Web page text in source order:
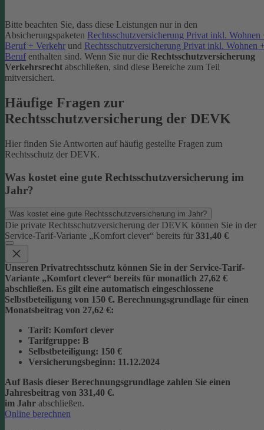
Bitte beachten Sie, dass diese Leistungen nur in den
Absicherungspaketen Rechtsschutzversicherung Privat inkl. Wohnen
Beruf + Verkehr und Rechtsschutzversicherung Privat inkl. Wohnen
Beruf enthalten sind. Wenn Sie nur die Rechtsschutzversicherung
Verkehrsrecht abschließen, sind diese Bereiche zum Teil
mitversichert.
Häufige Fragen zur
Rechtsschutzversicherung der DEVK
Hier finden Sie Antworten auf häufig gestellte Fragen zum
Rechtsschutz der DEVK.
Was kostet eine gute Rechtsschutzversicherung im
Jahr?
Was kostet eine gute Rechtsschutzversicherung im Jahr?
Die private Rechtsschutzversicherung der DEVK können Sie in der
Service-Tarif-Variante „Komfort clever“ bereits für 331,40 €
Unseren Privatrechtsschutz können Sie in der Service-Tarif-
Variante „Komfort clever“ bereits für monatlich 27,62 €
abschließen. Es gilt eine automatisch eingeschlossene
Selbstbeteiligung von 150 €. Berechnungsgrundlage für einen
Monatsbeitrag von 27,62 €:
Tarif: Komfort clever
Tarifgruppe: B
Selbstbeteiligung: 150 €
Versicherungsbeginn: 11.12.2024
Auf Basis dieser Berechnungsgrundlage zahlen Sie einen
Jahresbeitrag von 331,40 €.
im Jahr abschließen.
Online berechnen